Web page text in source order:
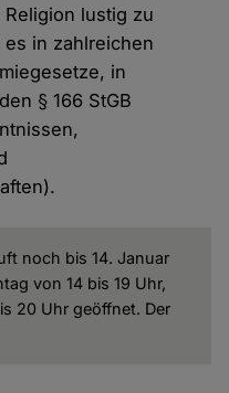
lustig zu
in zahlreichen
in
§ 166 StGB
noch bis 14. Januar
von 14 bis 19 Uhr,
20 Uhr geöffnet. Der